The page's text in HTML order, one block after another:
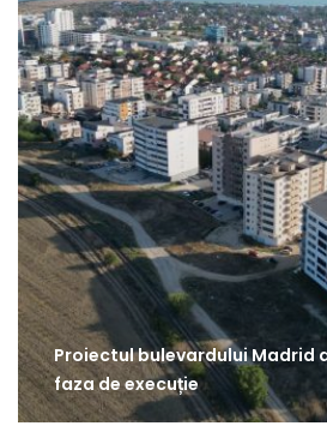
Proiectul bulevardului Madrid
faza de execuție